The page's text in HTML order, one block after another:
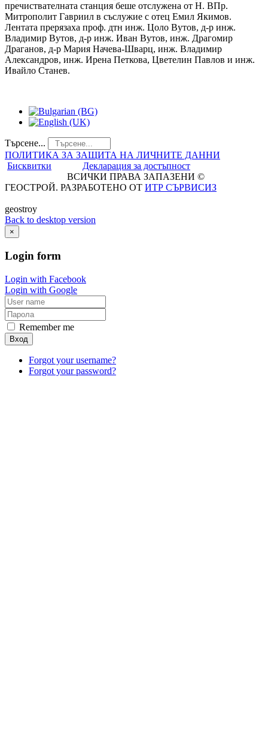
пречиствателната станция беше отслужена от Н. ВПр.
Митрополит Гавриил в съслужие с отец Емил Якимов.
Лентата прерязаха проф. дтн инж. Цоло Вутов, д-р инж.
Владимир Вутов, д-р инж. Иван Вутов, инж. Драгомир
Драганов, д-р Мария Начева-Шварц, инж. Владимир
Александров, инж. Ирена Петкова, Цветелин Павлов и инж.
Ивайло Станев.
Търсене...
ПОЛИТИКА ЗА ЗАЩИТА НА ЛИЧНИТЕ ДАННИ
Бисквитки
Декларация за достъпност
ВСИЧКИ ПРАВА ЗАПАЗЕНИ ©
ГЕОСТРОЙ. РАЗРАБОТЕНО ОТ ИТР СЪРВИСИЗ
geostroy
Back to desktop version
×
Login form
Login with Facebook
Login with Google
Remember me
Вход
Forgot your username?
Forgot your password?